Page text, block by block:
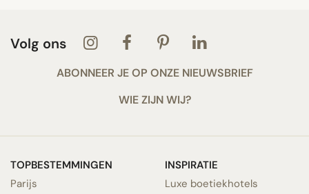
Volg ons
ABONNEER JE OP ONZE NIEUWSBRIEF
WIE ZIJN WIJ?
TOPBESTEMMINGEN
Parijs
INSPIRATIE
Luxe boetiekhotels